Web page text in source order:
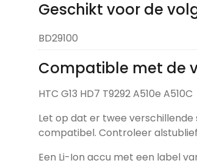
Geschikt voor de
BD29100
Compatible met de
HTC G13 HD7 T9292 A510e A510C
Let op dat er twee verschillende
compatibel. Controleer
Een Li-Ion accu met een label